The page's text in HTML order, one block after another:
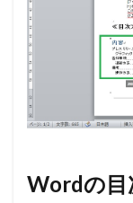
Wordの目